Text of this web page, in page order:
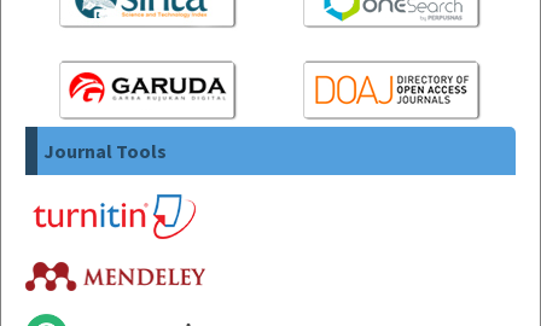
Journal Tools